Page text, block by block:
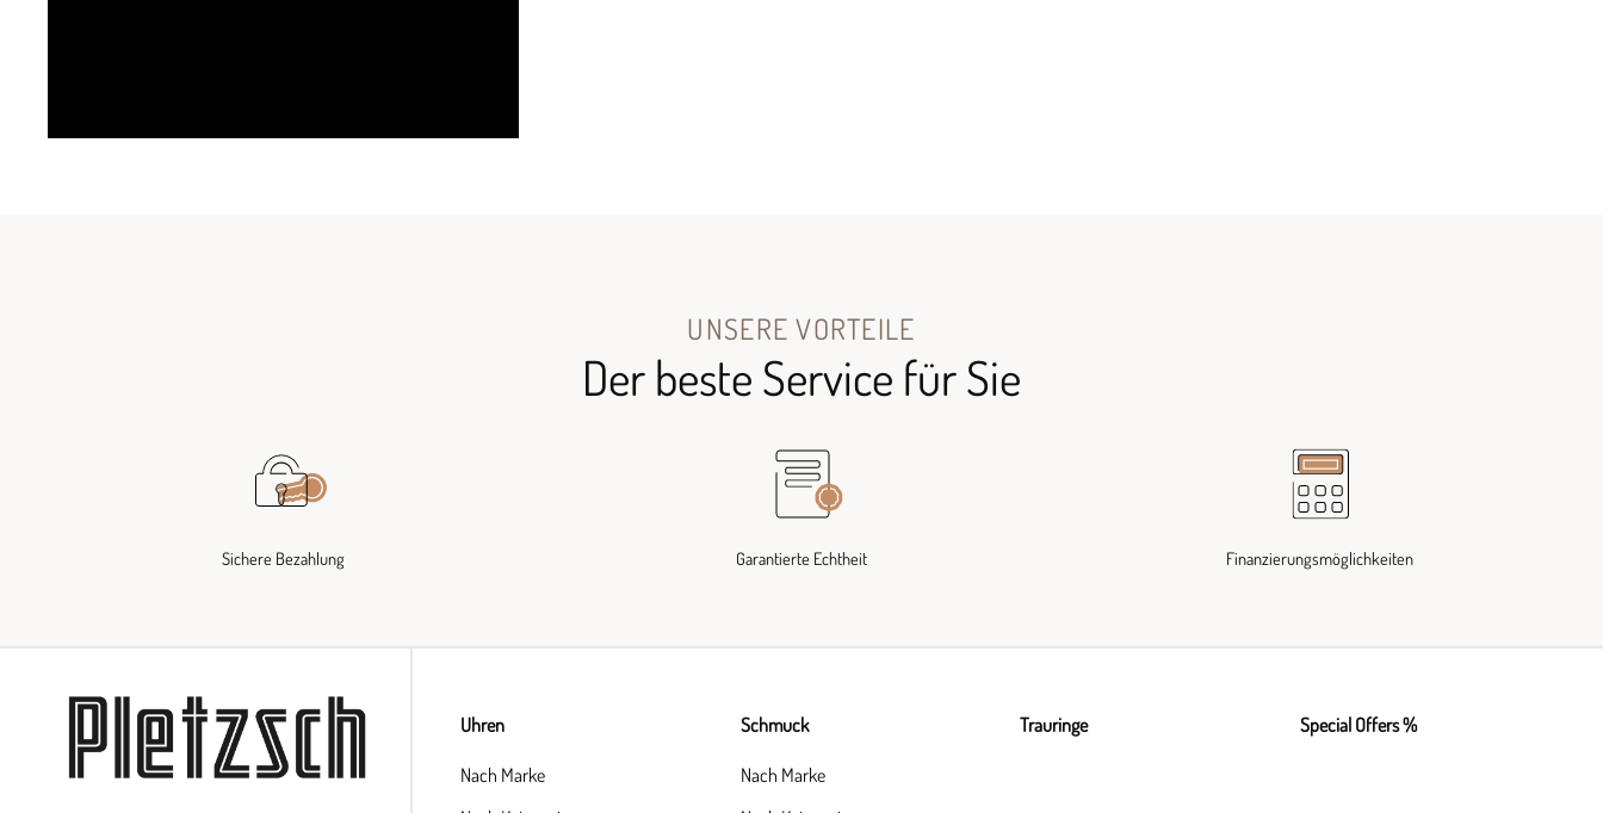
UNSERE VORTEILE
Der beste Service für Sie
Sichere Bezahlung Garantierte Echtheit Finanzierungsmöglichkeiten
Uhren
Nach Marke
Schmuck
Nach Marke
Trauringe Special Offers %